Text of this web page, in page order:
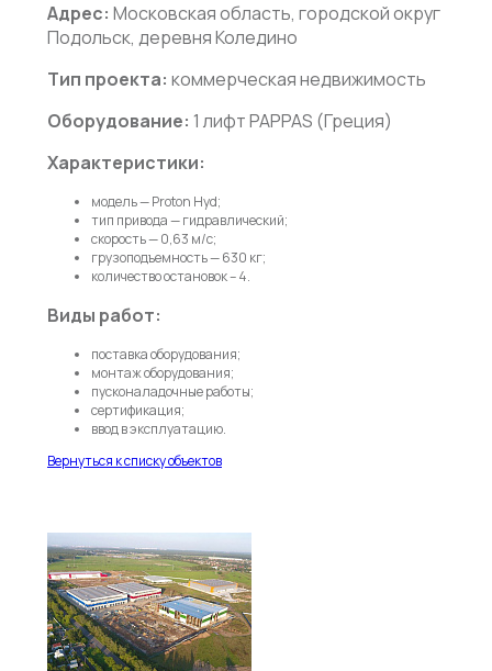
Адрес: Московская область, городской округ
Подольск, деревня Коледино
Тип проекта: коммерческая недвижимость
Оборудование: 1 лифт PAPPAS (Греция)
Характеристики:
модель — Proton Hyd;
тип привода — гидравлический;
скорость — 0,63 м/c;
грузоподъемность — 630 кг;
количество остановок – 4.
Виды работ:
поставка оборудования;
монтаж оборудования;
пусконаладочные работы;
сертификация;
ввод в эксплуатацию.
Вернуться к списку объектов